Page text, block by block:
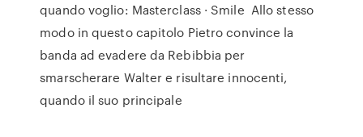
quando voglio: Masterclass · Smile Allo stesso
modo in questo capitolo Pietro convince la
banda ad evadere da Rebibbia per
smarscherare Walter e risultare innocenti,
quando il suo principale